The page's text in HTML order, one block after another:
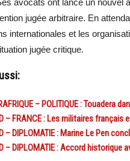
avocats ont lancé un nouvel
jugée arbitraire. En
internationales et les
jugée critique.
– POLITIQUE : Touadera
– FRANCE : Les militaires français
– DIPLOMATIE : Marine Le Pen
– DIPLOMATIE : Accord